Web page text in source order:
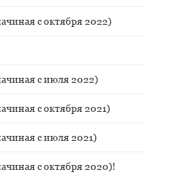
с октября 2022)
с июля 2022)
с октября 2021)
с июля 2021)
с октября 2020)!